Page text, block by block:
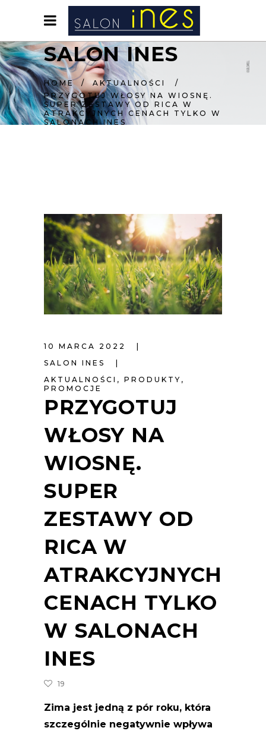
SALON INES
HOME/AKTUALNOŚCI
/
PRZYGOTUJ WŁOSY NA WIOSNĘ.
SUPER ZESTAWY OD RICA W
ATRAKCYJNYCH CENACH TYLKO W
SALONACH INES
10 MARCA 2022
SALON INES
AKTUALNOŚCI , PRODUKTY ,
PROMOCJE
PRZYGOTUJ
WŁOSY NA
WIOSNĘ.
SUPER
ZESTAWY OD
RICA W
ATRAKCYJNYCH
CENACH TYLKO
W SALONACH
INES
19
Zima jest jedną z pór roku, która
szczególnie negatywnie wpływa